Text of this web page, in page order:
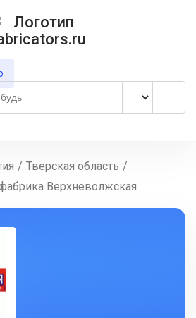
/ Тверская область /
Верхневолжская